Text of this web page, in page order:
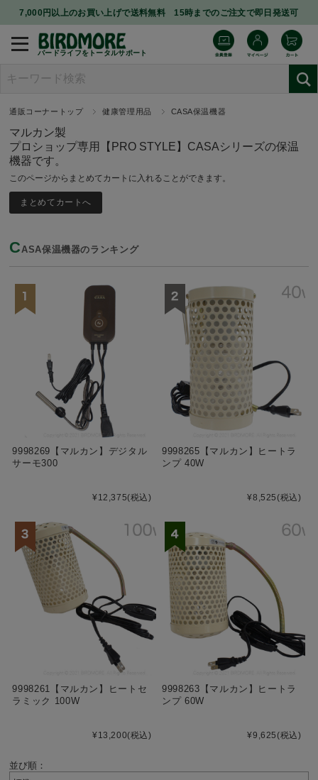
7,000円以上のお買い上げで送料無料 15時までのご注文で即日発送可
バードライフをトータルサポート
通販コーナートップ 健康管理用品 CASA保温機器
マルカン製
プロショップ専用【PRO STYLE】CASAシリーズの保温
機器です。
このページからまとめてカートに入れることができます。
CASA保温機器のランキング
9998269【マルカン】デジタル
サーモ300
¥12,375(税込)
9998265【マルカン】ヒートラ
ンプ 40W
¥8,525(税込)
9998261【マルカン】ヒートセ
ラミック 100W
¥13,200(税込)
9998263【マルカン】ヒートラ
ンプ 60W
¥9,625(税込)
並び順：